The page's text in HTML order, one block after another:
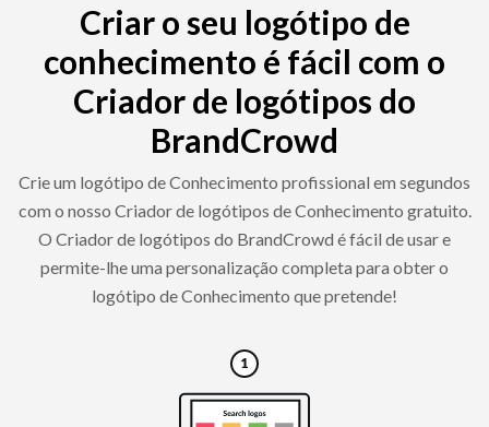
Criar o seu logótipo de
conhecimento é fácil com o
Criador de logótipos do
BrandCrowd
Crie um logótipo de Conhecimento profissional em segundos
com o nosso Criador de logótipos de Conhecimento gratuito.
O Criador de logótipos do BrandCrowd é fácil de usar e
permite-lhe uma personalização completa para obter o
logótipo de Conhecimento que pretende!